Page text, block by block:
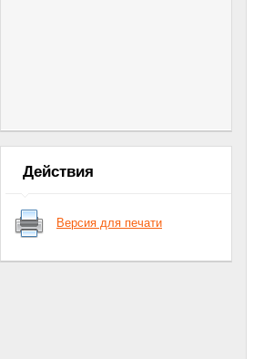
Действия
Версия для печати